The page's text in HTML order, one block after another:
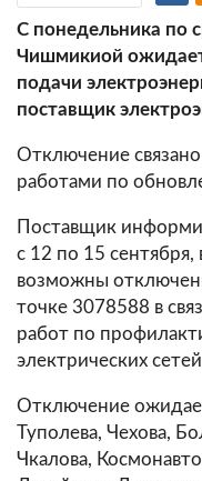
С понедельника по
Чишмикиой
подачи
поставщик
Отключение
работами по
Поставщик
с 12 по 15
возможны
точке 3078588 в
работ по
электрических
Отключение
Туполева, Чехова,
Чкалова,